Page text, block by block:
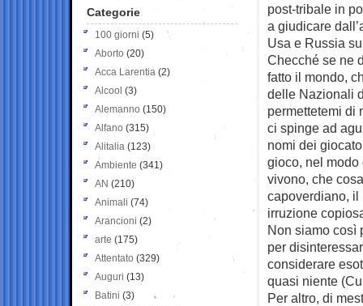
post-tribale in
a giudicare
Usa e Russia
Checché se ne
fatto il mondo,
delle Nazionali
permettetemi di
ci spinge ad
nomi dei
gioco, nel
vivono, che
capoverdiano, il
irruzione
Non siamo così
per
considerare
quasi niente
Per altro, di
Categorie
100 giorni (5)
Aborto (20)
Acca Larentia (2)
Alcool (3)
Alemanno (150)
Alfano (315)
Alitalia (123)
Ambiente (341)
AN (210)
Animali (74)
Arancioni (2)
arte (175)
Attentato (329)
Auguri (13)
Batini (3)